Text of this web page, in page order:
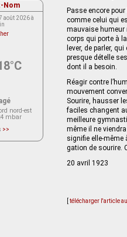
Passe encore
comme celui qui
mauvaise humeur
corps qui porte à
lever, de parler,
presque dételle
dont il a besoin.
Réagir contre
mouvement
Sourire, hausser
faciles changent
meilleure
même il ne
signifie elle-même
gation de sourire.
20 avril 1923
télécharger l'article
Nom
août 2026 à
nord-est
mbar
>>
du
see
faq#error401